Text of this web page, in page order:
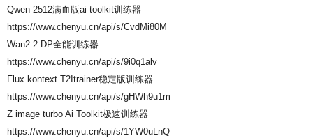
Qwen 2512满血版ai toolkit训练器
https://www.chenyu.cn/api/s/CvdMi80M
Wan2.2 DP全能训练器
https://www.chenyu.cn/api/s/9i0q1alv
Flux kontext T2Itrainer稳定版训练器
https://www.chenyu.cn/api/s/gHWh9u1m
Z image turbo Ai Toolkit极速训练器
https://www.chenyu.cn/api/s/1YW0uLnQ